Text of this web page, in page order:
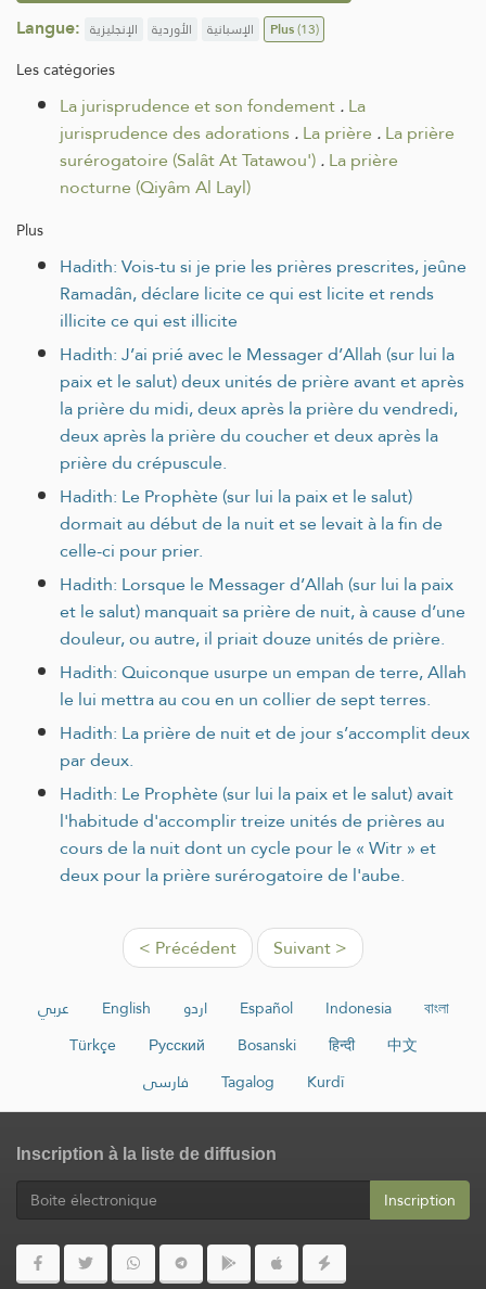
Langue: الإنجليزية الأوردية الإسبانية Plus(13)
Les catégories
La jurisprudence et son fondement.La
jurisprudence des adorations.La prière .La prière
surérogatoire (Salât At Tatawou').La prière
nocturne (Qiyâm Al Layl)
Plus
Hadith: Vois-tu si je prie les prières prescrites, jeûne
Ramadân, déclare licite ce qui est licite et rends
illicite ce qui est illicite
Hadith: J’ai prié avec le Messager d’Allah (sur lui la
paix et le salut) deux unités de prière avant et après
la prière du midi, deux après la prière du vendredi,
deux après la prière du coucher et deux après la
prière du crépuscule.
Hadith: Le Prophète (sur lui la paix et le salut)
dormait au début de la nuit et se levait à la fin de
celle-ci pour prier.
Hadith: Lorsque le Messager d’Allah (sur lui la paix
et le salut) manquait sa prière de nuit, à cause d’une
douleur, ou autre, il priait douze unités de prière.
Hadith: Quiconque usurpe un empan de terre, Allah
le lui mettra au cou en un collier de sept terres.
Hadith: La prière de nuit et de jour s’accomplit deux
par deux.
Hadith: Le Prophète (sur lui la paix et le salut) avait
l'habitude d'accomplir treize unités de prières au
cours de la nuit dont un cycle pour le « Witr » et
deux pour la prière surérogatoire de l'aube.
< Précédent Suivant >
عربي English اردو Español Indonesia
বাংলা
Türkçe
Русский Bosanski हिन्दी
中文
فارسی
Tagalog Kurdî
Inscription à la liste de diffusion
Inscription